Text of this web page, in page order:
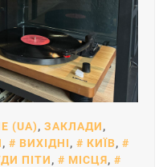
(UA), ЗАКЛАДИ,
, ВИХІДНІ, КИЇВ,
ПІТИ, МІСЦЯ,